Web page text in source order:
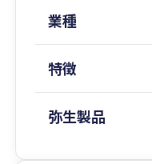
業種
特徴
弥生製品